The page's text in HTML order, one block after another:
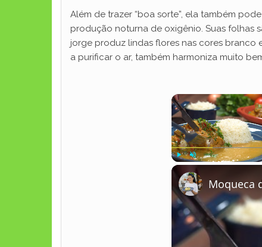
Além de trazer “boa sorte”, ela também
produção noturna de oxigênio. Suas folhas
jorge produz lindas flores nas cores branco
a purificar o ar, também harmoniza muito
Moqueca